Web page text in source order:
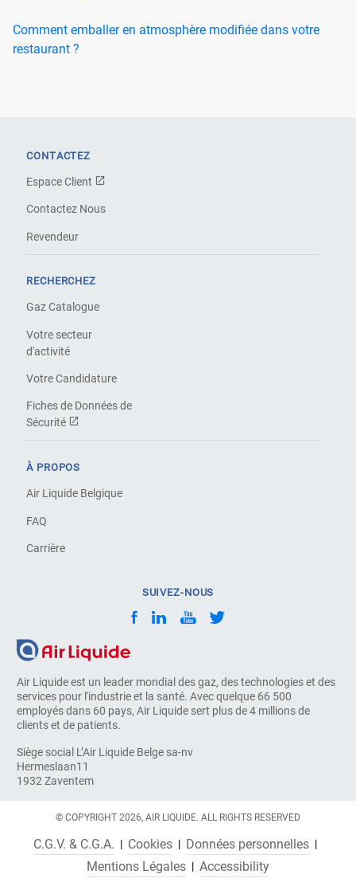
Comment emballer en atmosphère modifiée dans votre
restaurant ?
Air Liquide est un leader mondial des gaz, des technologies et des
services pour l'industrie et la santé. Avec quelque 66 500
employés dans 60 pays, Air Liquide sert plus de 4 millions de
clients et de patients.
Siège social L’Air Liquide Belge sa-nv
Hermeslaan11
1932 Zaventem
CONTACTEZ
Espace Client
Contactez Nous
Revendeur
RECHERCHEZ
Gaz Catalogue
Votre secteur
d'activité
Votre Candidature
Fiches de Données de
Sécurité
À PROPOS
Air Liquide Belgique
FAQ
Carrière
SUIVEZ-NOUS
© COPYRIGHT 2026, AIR LIQUIDE. ALL RIGHTS RESERVED
C.G.V. & C.G.A. Cookies
Données personnelles
Mentions Légales
Accessibility